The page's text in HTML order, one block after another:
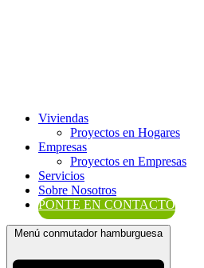
Viviendas
Proyectos en Hogares
Empresas
Proyectos en Empresas
Servicios
Sobre Nosotros
PONTE EN CONTACTO
Menú conmutador hamburguesa